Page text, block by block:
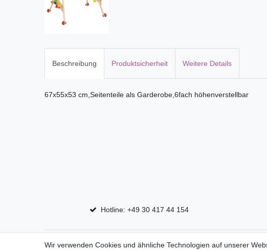
Beschreibung Produktsicherheit Weitere Details
67x55x53 cm,Seitenteile als Garderobe,6fach höhenverstellbar
Hotline: +49 30 417 44 154
Top Marken Shop
Wir verwenden Cookies und ähnliche Technologien auf unserer